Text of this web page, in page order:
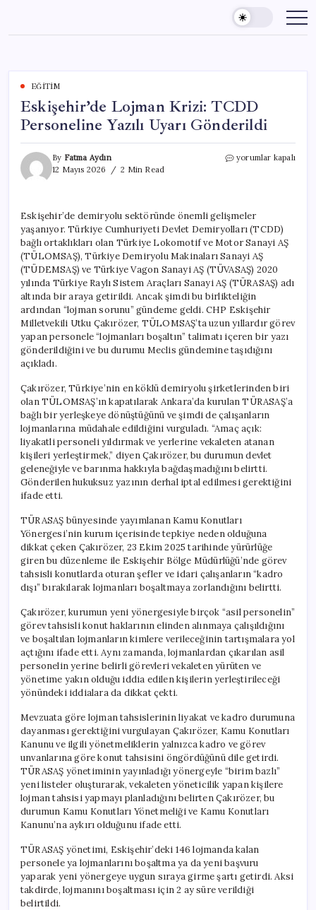
content
EĞITIM
Eskişehir’de Lojman Krizi: TCDD
Personeline Yazılı Uyarı Gönderildi
By Fatma Aydın
12 Mayıs 2026
2 Min Read
Eskişehir’de
Yazılı
Uyarı
Gönderildi
için
yorumlar kapalı
Eskişehir’de demiryolu sektöründe önemli gelişmeler
yaşanıyor. Türkiye Cumhuriyeti Devlet Demiryolları (TCDD)
bağlı ortaklıkları olan Türkiye Lokomotif ve Motor Sanayi AŞ
(TÜLOMSAŞ), Türkiye Demiryolu Makinaları Sanayi AŞ
(TÜDEMSAŞ) ve Türkiye Vagon Sanayi AŞ (TÜVASAŞ) 2020
yılında Türkiye Raylı Sistem Araçları Sanayi AŞ (TÜRASAŞ) adı
altında bir araya getirildi. Ancak şimdi bu birlikteliğin
ardından “lojman sorunu” gündeme geldi. CHP Eskişehir
Milletvekili Utku Çakırözer, TÜLOMSAŞ’ta uzun yıllardır görev
yapan personele “lojmanları boşaltın” talimatı içeren bir yazı
gönderildiğini ve bu durumu Meclis gündemine taşıdığını
açıkladı.
Çakırözer, Türkiye’nin en köklü demiryolu şirketlerinden biri
olan TÜLOMSAŞ’ın kapatılarak Ankara’da kurulan TÜRASAŞ’a
bağlı bir yerleşkeye dönüştüğünü ve şimdi de çalışanların
lojmanlarına müdahale edildiğini vurguladı. “Amaç açık:
liyakatli personeli yıldırmak ve yerlerine vekaleten atanan
kişileri yerleştirmek,” diyen Çakırözer, bu durumun devlet
geleneğiyle ve barınma hakkıyla bağdaşmadığını belirtti.
Gönderilen hukuksuz yazının derhal iptal edilmesi gerektiğini
ifade etti.
TÜRASAŞ bünyesinde yayımlanan Kamu Konutları
Yönergesi’nin kurum içerisinde tepkiye neden olduğuna
dikkat çeken Çakırözer, 23 Ekim 2025 tarihinde yürürlüğe
giren bu düzenleme ile Eskişehir Bölge Müdürlüğü’nde görev
tahsisli konutlarda oturan şefler ve idari çalışanların “kadro
dışı” bırakılarak lojmanları boşaltmaya zorlandığını belirtti.
Çakırözer, kurumun yeni yönergesiyle birçok “asil personelin”
görev tahsisli konut haklarının elinden alınmaya çalışıldığını
ve boşaltılan lojmanların kimlere verileceğinin tartışmalara yol
açtığını ifade etti. Aynı zamanda, lojmanlardan çıkarılan asil
personelin yerine belirli görevleri vekaleten yürüten ve
yönetime yakın olduğu iddia edilen kişilerin yerleştirileceği
yönündeki iddialara da dikkat çekti.
Mevzuata göre lojman tahsislerinin liyakat ve kadro durumuna
dayanması gerektiğini vurgulayan Çakırözer, Kamu Konutları
Kanunu ve ilgili yönetmeliklerin yalnızca kadro ve görev
unvanlarına göre konut tahsisini öngördüğünü dile getirdi.
TÜRASAŞ yönetiminin yayınladığı yönergeyle “birim bazlı”
yeni listeler oluşturarak, vekaleten yöneticilik yapan kişilere
lojman tahsisi yapmayı planladığını belirten Çakırözer, bu
durumun Kamu Konutları Yönetmeliği ve Kamu Konutları
Kanunu’na aykırı olduğunu ifade etti.
TÜRASAŞ yönetimi, Eskişehir’deki 146 lojmanda kalan
personele ya lojmanlarını boşaltma ya da yeni başvuru
yaparak yeni yönergeye uygun sıraya girme şartı getirdi. Aksi
takdirde, lojmanını boşaltması için 2 ay süre verildiği
belirtildi.